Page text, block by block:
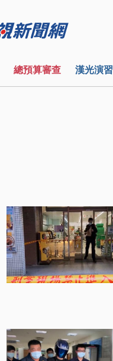
總預算審查 漢光演習